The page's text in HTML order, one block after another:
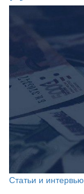
Статьи и интервью